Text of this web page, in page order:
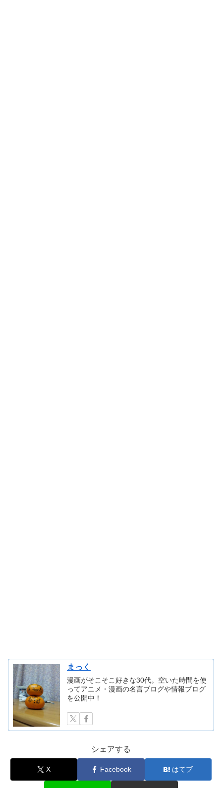
まっく
漫画がそこそこ好きな30代。空いた時間を使
ってアニメ・漫画の名言ブログや情報ブログ
を公開中！
シェアする
X Facebook はてブ